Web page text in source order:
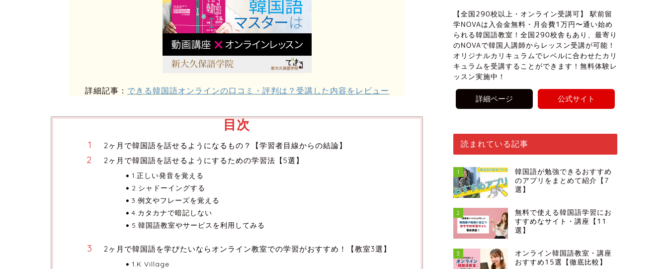
詳細記事： できる韓国語オンラインの口コミ・評判は？受講した内容をレビュー
目次
2ヶ月で韓国語を話せるようになるもの？【学習者目線からの結論】
2ヶ月で韓国語を話せるようにするための学習法【5選】
1.正しい発音を覚える
2.シャドーイングする
3.例文やフレーズを覚える
4.カタカナで暗記しない
5.韓国語教室やサービスを利用してみる
2ヶ月で韓国語を学びたいならオンライン教室での学習がおすすめ！【教室3選】
1.K Village
【全国290校以上・オンライン受講可】 駅前留
学NOVAは入会金無料・月会費1万円〜通い始め
られる韓国語教室！全国290校舎もあり、最寄り
のNOVAで韓国人講師からレッスン受講が可能！
オリジナルカリキュラムでレベルに合わせたカリ
キュラムを受講することができます！無料体験レ
ッスン実施中！
詳細ページ 公式サイト
読まれている記事
1
韓国語が勉強できるおすすめ
のアプリをまとめて紹介【7
選】
2
無料で使える韓国語学習にお
すすめなサイト・講座【11
選】
3
オンライン韓国語教室・講座
おすすめ15選【徹底比較】